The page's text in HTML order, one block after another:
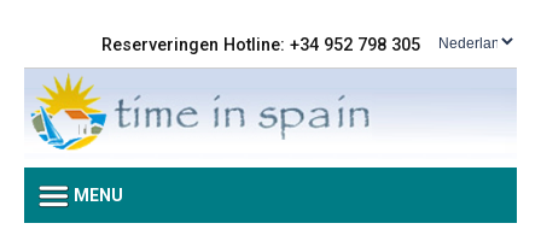
Reserveringen Hotline: +34 952 798 305
MENU